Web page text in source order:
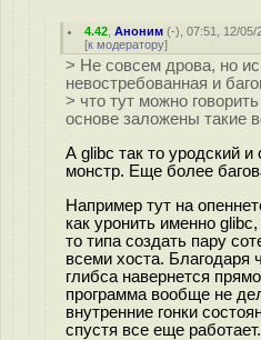
4.42 ,Аноним (-), 07:51, 12/05/
[к модератору]
> Не совсем дрова, но
невостребованная и
> что тут можно
основе заложены такие
А glibc так то уродский
монстр. Еще более
Например тут на
как уронить именно
то типа создать пару
всеми хоста. Благодаря
глибса навернется
программа вообще не
внутренние гонки
спустя все еще работает.